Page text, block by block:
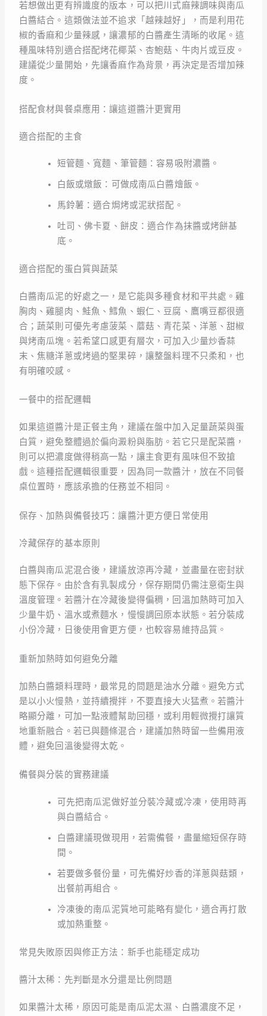
若想做出更有辨識度的版本，可以把川式麻辣調味與南瓜
白醬結合。這類做法並不追求「越辣越好」，而是利用花
椒的香麻和少量辣感，讓濃郁的白醬產生清晰的收尾。這
種風味特別適合搭配烤花椰菜、杏鮑菇、牛肉片或豆皮。
建議從少量開始，先讓香麻作為背景，再決定是否增加辣
度。
搭配食材與餐桌應用：讓這道醬汁更實用
適合搭配的主食
短管麵、寬麵、筆管麵：容易吸附濃醬。
白飯或燉飯：可做成南瓜白醬燴飯。
馬鈴薯：適合焗烤或泥狀搭配。
吐司、佛卡夏、餅皮：適合作為抹醬或烤餅基
底。
適合搭配的蛋白質與蔬菜
白醬南瓜泥的好處之一，是它能與多種食材和平共處。雞
胸肉、雞腿肉、鮭魚、鱈魚、蝦仁、豆腐、鷹嘴豆都很適
合；蔬菜則可優先考慮菠菜、蘑菇、青花菜、洋蔥、甜椒
與烤南瓜塊。若希望口感更有層次，可加入少量炒香蒜
末、焦糖洋蔥或烤過的堅果碎，讓整盤料理不只柔和，也
有明確咬感。
一餐中的搭配邏輯
如果這道醬汁是正餐主角，建議在盤中加入足量蔬菜與蛋
白質，避免整體過於偏向澱粉與脂肪。若它只是配菜醬，
則可以把濃度做得稍高一點，讓主食更有風味但不致搶
戲。這種搭配邏輯很重要，因為同一款醬汁，放在不同餐
桌位置時，應該承擔的任務並不相同。
保存、加熱與備餐技巧：讓醬汁更方便日常使用
冷藏保存的基本原則
白醬與南瓜泥混合後，建議放涼再冷藏，並盡量在密封狀
態下保存。由於含有乳製成分，保存期間仍需注意衛生與
溫度管理。若醬汁在冷藏後變得偏稠，回溫加熱時可加入
少量牛奶、溫水或煮麵水，慢慢調回原本狀態。若分裝成
小份冷藏，日後使用會更方便，也較容易維持品質。
重新加熱時如何避免分離
加熱白醬類料理時，最常見的問題是油水分離。避免方式
是以小火慢熱，並持續攪拌，不要直接大火猛煮。若醬汁
略顯分離，可加一點液體幫助回穩，或利用輕微攪打讓質
地重新融合。若已與麵條混合，建議加熱時留一些備用液
體，避免回溫後變得太乾。
備餐與分裝的實務建議
可先把南瓜泥做好並分裝冷藏或冷凍，使用時再
與白醬結合。
白醬建議現做現用，若需備餐，盡量縮短保存時
間。
若要做多餐份量，可先備好炒香的洋蔥與菇類，
出餐前再組合。
冷凍後的南瓜泥質地可能略有變化，適合再打散
或加熱重整。
常見失敗原因與修正方法：新手也能穩定成功
醬汁太稀：先判斷是水分還是比例問題
如果醬汁太稀，原因可能是南瓜泥太濕、白醬濃度不足，